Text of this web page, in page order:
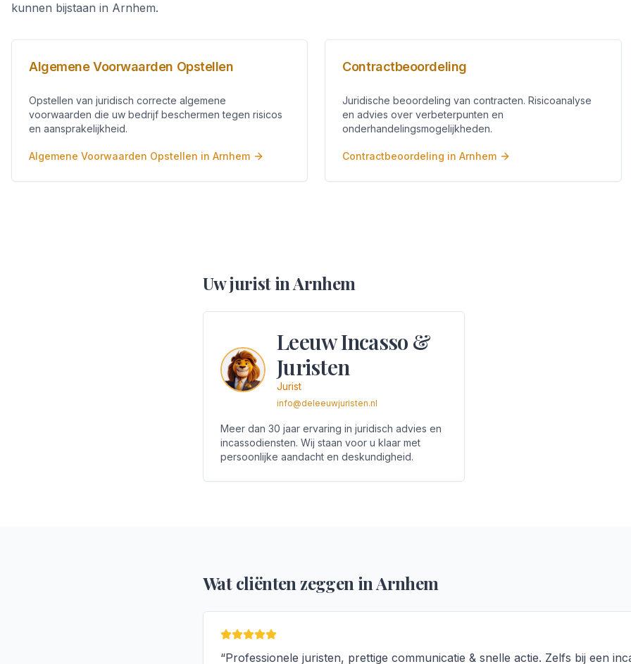
kunnen bijstaan in Arnhem.
Algemene Voorwaarden Opstellen
Opstellen van juridisch correcte algemene
voorwaarden die uw bedrijf beschermen tegen risicos
en aansprakelijkheid.
Algemene Voorwaarden Opstellen in Arnhem
Contractbeoordeling
Juridische beoordeling van contracten. Risicoanalyse
en advies over verbeterpunten en
onderhandelingsmogelijkheden.
Contractbeoordeling inArnhem
Uw juristinArnhem
Leeuw Incasso &
Juristen
Jurist
info@deleeuwjuristen.nl
Meer dan 30 jaar ervaring in juridisch advies en
incassodiensten. Wij staan voor u klaar met
persoonlijke aandacht en deskundigheid.
Wat cliënten zeggen inArnhem
“Professionele juristen, prettige communicatie & snelle actie. Zelfs bij een